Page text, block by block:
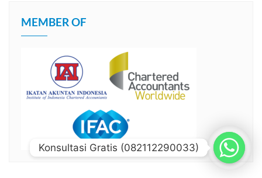
MEMBER OF
Konsultasi Gratis (082112290033)